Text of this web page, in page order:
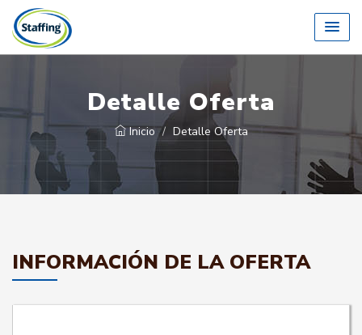
Detalle Oferta
Inicio Detalle Oferta
INFORMACIÓN DE LA OFERTA